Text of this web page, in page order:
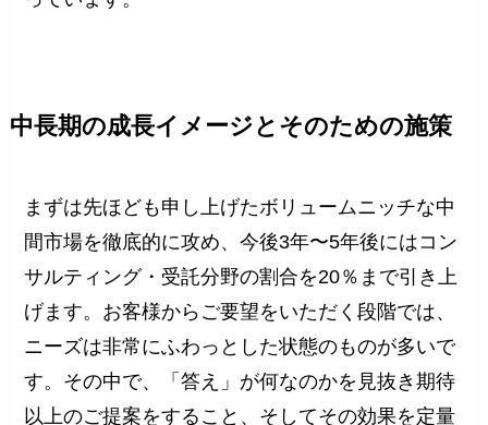
中長期の成長イメージとそのための施策
まずは先ほども申し上げたボリュームニッチな中
間市場を徹底的に攻め、今後3年〜5年後にはコン
サルティング・受託分野の割合を20％まで引き上
げます。お客様からご要望をいただく段階では、
ニーズは非常にふわっとした状態のものが多いで
す。その中で、「答え」が何なのかを見抜き期待
以上のご提案をすること、そしてその効果を定量